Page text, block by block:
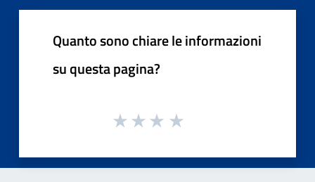
Quanto sono chiare le informazioni
su questa pagina?